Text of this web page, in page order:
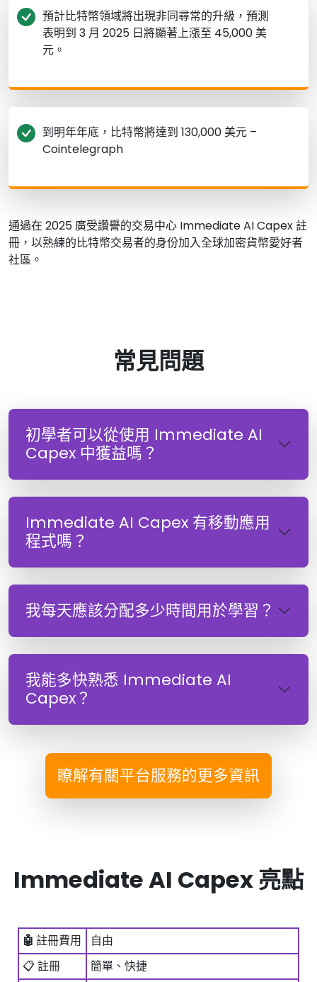
預計比特幣領域將出現非同尋常的升級，預測
表明到 3 月 2025 日將顯著上漲至 45,000 美
元。
到明年年底，比特幣將達到 130,000 美元 –
Cointelegraph
通過在 2025 廣受讚譽的交易中心 Immediate AI Capex 註
冊，以熟練的比特幣交易者的身份加入全球加密貨幣愛好者
社區。
常見問題
初學者可以從使用 Immediate AI
Capex 中獲益嗎？
Immediate AI Capex 有移動應用
程式嗎？
我每天應該分配多少時間用於學習？
我能多快熟悉 Immediate AI
Capex？
瞭解有關平台服務的更多資訊
Immediate AI Capex 亮點
🤖 註冊費用
自由
📋 註冊
簡單、快捷